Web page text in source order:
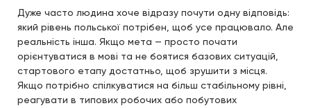
Дуже часто людина хоче відразу почути одну відповідь:
який рівень польської потрібен, щоб усе працювало. Але
реальність інша. Якщо мета — просто почати
орієнтуватися в мові та не боятися базових ситуацій,
стартового етапу достатньо, щоб зрушити з місця.
Якщо потрібно спілкуватися на більш стабільному рівні,
реагувати в типових робочих або побутових